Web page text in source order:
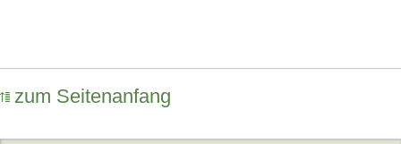
zum Seitenanfang